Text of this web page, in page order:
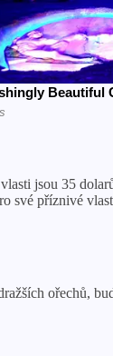
jsou 35
své příznivé
ořechů,